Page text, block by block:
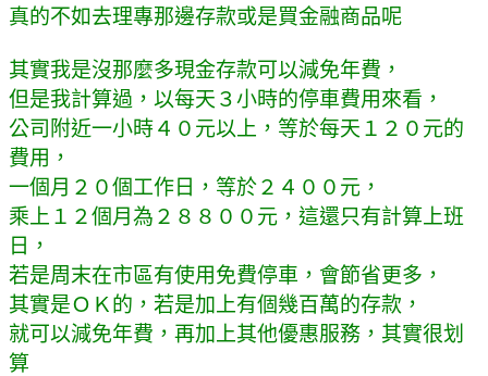
真的不如去理專那邊存款或是買金融商品呢
其實我是沒那麼多現金存款可以減免年費，
但是我計算過，以每天３小時的停車費用來看，
公司附近一小時４０元以上，等於每天１２０元的
費用，
一個月２０個工作日，等於２４００元，
乘上１２個月為２８８００元，這還只有計算上班
日，
若是周末在市區有使用免費停車，會節省更多，
其實是ＯＫ的，若是加上有個幾百萬的存款，
就可以減免年費，再加上其他優惠服務，其實很划
算